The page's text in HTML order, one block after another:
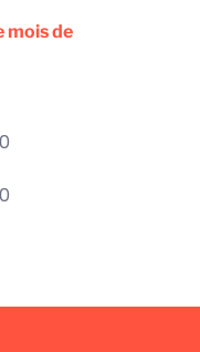
mois de